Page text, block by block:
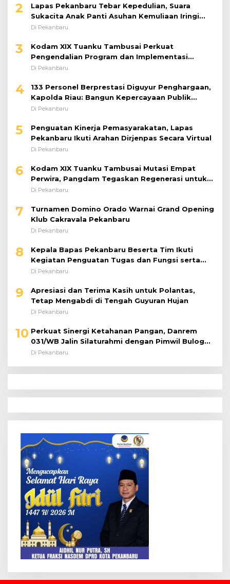
2
Lapas Pekanbaru Tebar Kepedulian, Suara
Sukacita Anak Panti Asuhan Kemuliaan Iringi
Bantuan Sosial
Di Pekanbaru
3
Kodam XIX Tuanku Tambusai Perkuat
Pengendalian Program dan Implementasi
Doktrin TNI AD
Di Pekanbaru
4
133 Personel Berprestasi Diguyur Penghargaan,
Kapolda Riau: Bangun Kepercayaan Publik
dengan Karya Nyata
Di Pekanbaru
5
Penguatan Kinerja Pemasyarakatan, Lapas
Pekanbaru Ikuti Arahan Dirjenpas Secara Virtual
Di Pekanbaru
6
Kodam XIX Tuanku Tambusai Mutasi Empat
Perwira, Pangdam Tegaskan Regenerasi untuk
Perkuat Kinerja Satuan
Di Pekanbaru
7
Turnamen Domino Orado Warnai Grand Opening
Klub Cakravala Pekanbaru
Di Pekanbaru
8
Kepala Bapas Pekanbaru Beserta Tim Ikuti
Kegiatan Penguatan Tugas dan Fungsi serta
Paparan Penempatan WBP ke Lapas Terbuka
Di Pekanbaru
9
Apresiasi dan Terima Kasih untuk Polantas,
Tetap Mengabdi di Tengah Guyuran Hujan
Di Pekanbaru
10 Perkuat Sinergi Ketahanan Pangan, Danrem
031/WB Jalin Silaturahmi dengan Pimwil Bulog
Riau dan Kepri
Di Pekanbaru